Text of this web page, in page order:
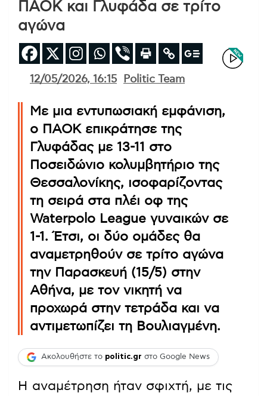
ΠΑΟΚ και Γλυφάδα σε τρίτο
αγώνα
12/05/2026, 16:15 Politic Team
Με μια εντυπωσιακή εμφάνιση,
ο ΠΑΟΚ επικράτησε της
Γλυφάδας με 13-11 στο
Ποσειδώνιο κολυμβητήριο της
Θεσσαλονίκης, ισοφαρίζοντας
τη σειρά στα πλέι οφ της
Waterpolo League γυναικών σε
1-1. Έτσι, οι δύο ομάδες θα
αναμετρηθούν σε τρίτο αγώνα
την Παρασκευή (15/5) στην
Αθήνα, με τον νικητή να
προχωρά στην τετράδα και να
αντιμετωπίζει τη Βουλιαγμένη.
Ακολουθήστε το politic.gr στο Google News
Η αναμέτρηση ήταν σφιχτή, με τις